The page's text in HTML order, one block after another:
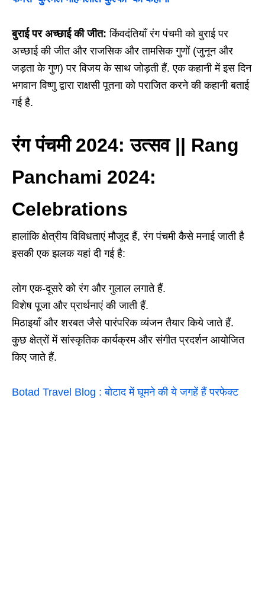
बुराई पर अच्छाई की जीत: किंवदंतियाँ रंग पंचमी को बुराई पर
अच्छाई की जीत और राजसिक और तामसिक गुणों (जुनून और
जड़ता के गुण) पर विजय के साथ जोड़ती हैं. एक कहानी में इस दिन
भगवान विष्णु द्वारा राक्षसी पूतना को पराजित करने की कहानी बताई
गई है.
रंग पंचमी 2024: उत्सव || Rang
Panchami 2024:
Celebrations
हालांकि क्षेत्रीय विविधताएं मौजूद हैं, रंग पंचमी कैसे मनाई जाती है
इसकी एक झलक यहां दी गई है:
लोग एक-दूसरे को रंग और गुलाल लगाते हैं.
विशेष पूजा और प्रार्थनाएं की जाती हैं.
मिठाइयाँ और शरबत जैसे पारंपरिक व्यंजन तैयार किये जाते हैं.
कुछ क्षेत्रों में सांस्कृतिक कार्यक्रम और संगीत प्रदर्शन आयोजित
किए जाते हैं.
Botad Travel Blog : बोटाद में घूमने की ये जगहें हैं परफेक्ट